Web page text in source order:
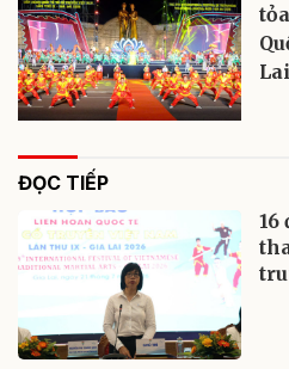
Lai
ĐỌC TIẾP
16